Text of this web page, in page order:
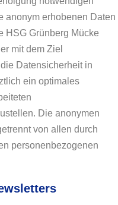
anonym erhobenen Daten
HSG Grünberg Mücke
mit dem Ziel
Datensicherheit in
ein optimales
Die anonymen
von allen durch
personenbezogenen